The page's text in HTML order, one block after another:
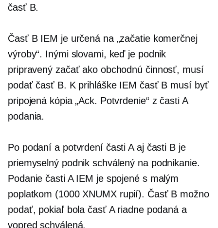
časť B.
Časť B IEM je určená na „začatie komerčnej
výroby“. Inými slovami, keď je podnik
pripravený začať ako obchodnú činnosť, musí
podať časť B. K prihláške IEM časť B musí byť
pripojená kópia „Ack. Potvrdenie“ z časti A
podania.
Po podaní a potvrdení časti A aj časti B je
priemyselný podnik schválený na podnikanie.
Podanie časti A IEM je spojené s malým
poplatkom (1000 XNUMX rupií). Časť B možno
podať, pokiaľ bola časť A riadne podaná a
vopred schválená.